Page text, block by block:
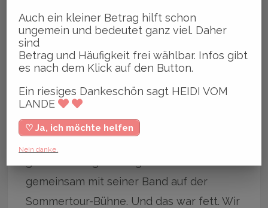
Live-Acts
Im Anschluss begeisterte Michy Reincke
Klassikern wie „Taxi nach Paris“ und
„Nächte übers Eis“ das Publikum. Ab 22.00
gemeinsam mit seiner Band auf der
Sommertour-Bühne. Und das war fett. Wir
Auch ein kleiner Betrag hilft schon
ungemein und bedeutet ganz viel. Daher
sind
Betrag und Häufigkeit frei wählbar. Infos gibt
es nach dem Klick auf den Button.
Ein riesiges Dankeschön sagt HEIDI VOM
LANDE
♡ Ja, ich möchte helfen
Nein danke.